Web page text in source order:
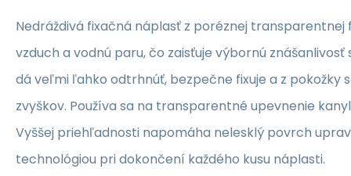
Nedráždivá fixačná náplasť z poréznej transparentnej
vzduch a vodnú paru, čo zaisťuje výbornú znášanlivosť
dá veľmi ľahko odtrhnúť, bezpečne fixuje a z pokožky
zvyškov. Používa sa na transparentné upevnenie
Vyššej priehľadnosti napomáha nelesklý povrch
technológiou pri dokončení každého kusu náplasti.